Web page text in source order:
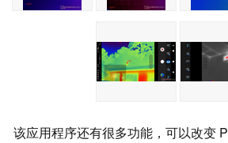
该应用程序还有很多功能，可以改变